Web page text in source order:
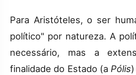
Para Aristóteles, o ser
político" por natureza. A
necessário, mas a
finalidade do Estado (a Pólis